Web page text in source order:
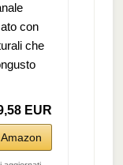
con
che
EUR